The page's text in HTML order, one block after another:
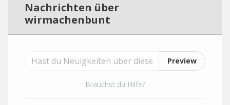
Nachrichten über
wirmachenbunt
Preview
Brauchst du Hilfe?